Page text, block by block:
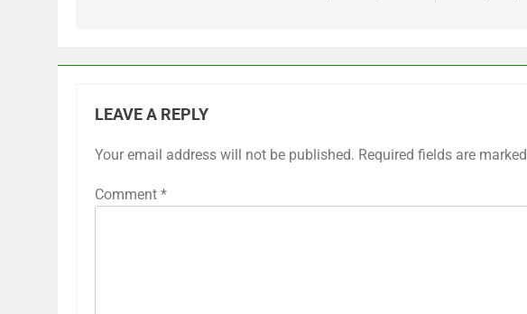
LEAVE A REPLY
Your email address will not be published. Required fields are marked
Comment *